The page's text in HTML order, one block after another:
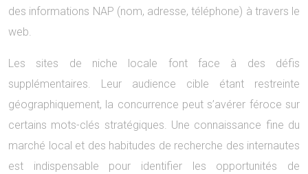
des informations NAP (nom, adresse, téléphone) à travers le
web.
Les sites de niche locale font face à des défis
supplémentaires. Leur audience cible étant restreinte
géographiquement, la concurrence peut s’avérer féroce sur
certains mots-clés stratégiques. Une connaissance fine du
marché local et des habitudes de recherche des internautes
est indispensable pour identifier les opportunités de